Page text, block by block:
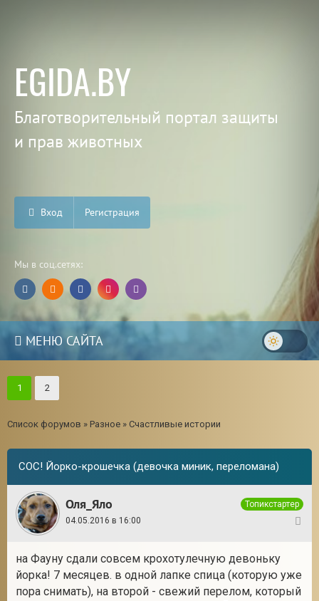
EGIDA.BY
Благотворительный портал защиты
и прав животных
Вход Регистрация
Мы в соц.сетях:
МЕНЮ САЙТА
1 2
Список форумов » Разное » Счастливые истории
СОС! Йорко-крошечка (девочка миник, переломана)
Оля_Яло
Топикстартер
04.05.2016 в 16:00
на Фауну сдали совсем крохотулечную девоньку
йорка! 7 месяцев. в одной лапке спица (которую уже
пора снимать), на второй - свежий перелом, который